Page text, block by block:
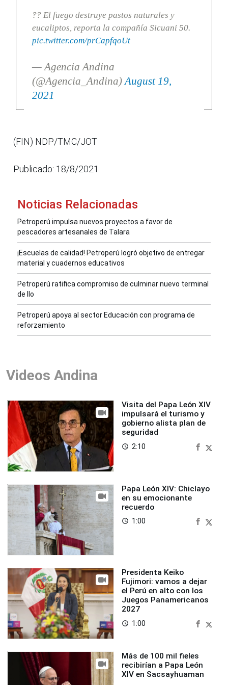
?? El fuego destruye pastos naturales y
eucaliptos, reporta la compañía Sicuani 50.
pic.twitter.com/prCapfqoUt
— Agencia Andina
(@Agencia_Andina) August 19,
2021
(FIN) NDP/TMC/JOT
Publicado: 18/8/2021
Noticias Relacionadas
Petroperú impulsa nuevos proyectos a favor de
pescadores artesanales de Talara
¡Escuelas de calidad! Petroperú logró objetivo de entregar
material y cuadernos educativos
Petroperú ratifica compromiso de culminar nuevo terminal
de Ilo
Petroperú apoya al sector Educación con programa de
reforzamiento
Videos Andina
Visita del Papa León XIV
impulsará el turismo y
gobierno alista plan de
seguridad
access_time 2:10
Papa León XIV: Chiclayo
en su emocionante
recuerdo
access_time 1:00
Presidenta Keiko
Fujimori: vamos a dejar
el Perú en alto con los
Juegos Panamericanos
2027
access_time 1:00
Más de 100 mil fieles
recibirían a Papa León
XIV en Sacsayhuaman